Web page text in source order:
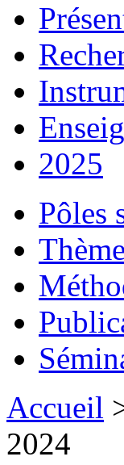
2025
Pôles
Accueil
2024